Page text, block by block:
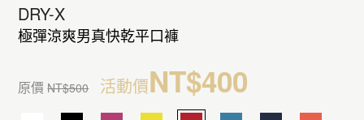
DRY-X
極彈涼爽男真快乾平口褲
原價NT$500 活動價NT$400